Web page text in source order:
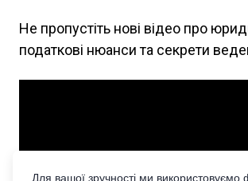
Не пропустіть нові відео про
податкові нюанси та секрети
Для вашої зручності ми використовуємо